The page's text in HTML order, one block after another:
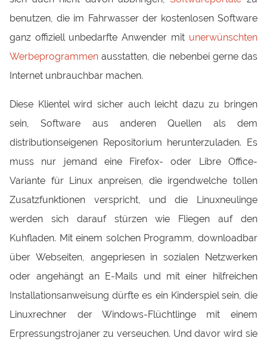
benutzen, die im Fahrwasser der kostenlosen Software
ganz offiziell unbedarfte Anwender mit unerwünschten
Werbeprogrammen ausstatten, die nebenbei gerne das
Internet unbrauchbar machen.
Diese Klientel wird sicher auch leicht dazu zu bringen
sein, Software aus anderen Quellen als dem
distributionseigenen Repositorium herunterzuladen. Es
muss nur jemand eine Firefox- oder Libre Office-
Variante für Linux anpreisen, die irgendwelche tollen
Zusatzfunktionen verspricht, und die Linuxneulinge
werden sich darauf stürzen wie Fliegen auf den
Kuhfladen. Mit einem solchen Programm, downloadbar
über Webseiten, angepriesen in sozialen Netzwerken
oder angehängt an E-Mails und mit einer hilfreichen
Installationsanweisung dürfte es ein Kinderspiel sein, die
Linuxrechner der Windows-Flüchtlinge mit einem
Erpressungstrojaner zu verseuchen. Und davor wird sie